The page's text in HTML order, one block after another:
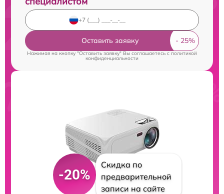
Оставить заявку
Нажимая на кнопку "Оставить заявку" Вы соглашаетесь cполитикой
конфиденциальности
-20%
Скидка по
предварительной
записи на сайте